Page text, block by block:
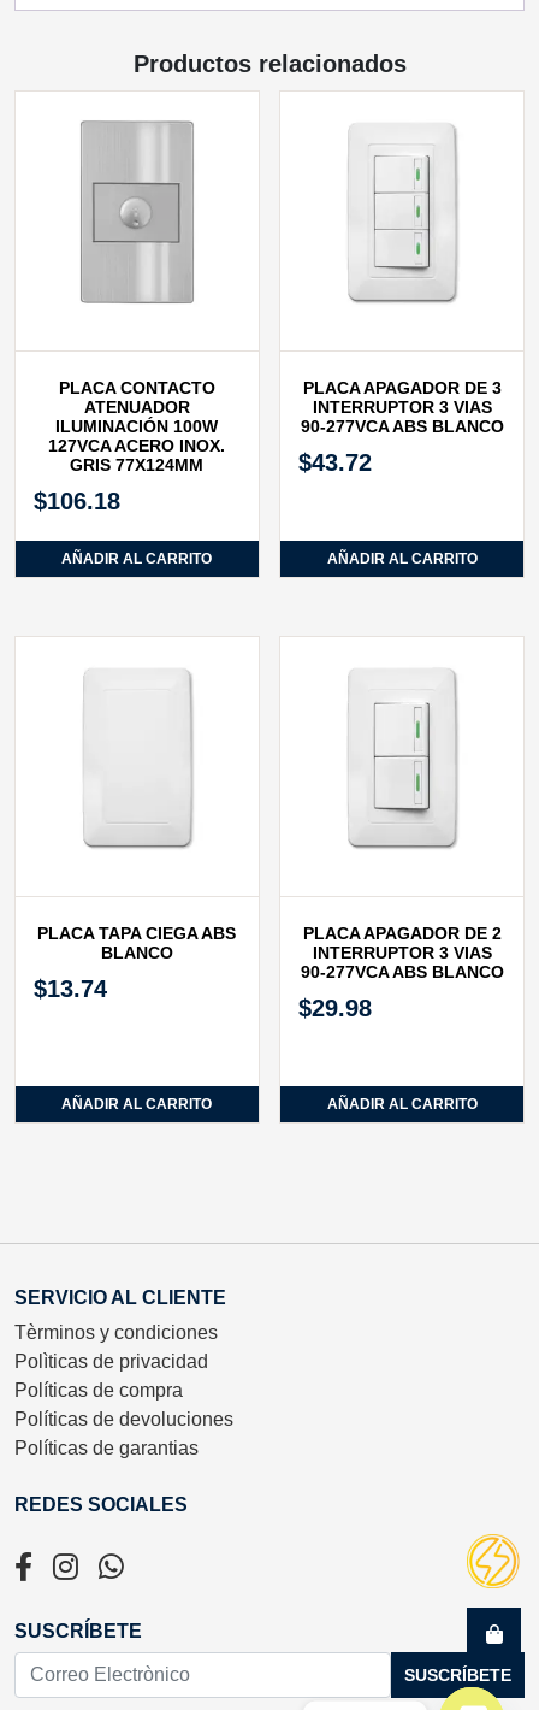
Productos relacionados
PLACA CONTACTO
ATENUADOR
ILUMINACIÓN 100W
127VCA ACERO INOX.
GRIS 77X124MM
$106.18
AÑADIR AL CARRITO
PLACA APAGADOR DE 3
INTERRUPTOR 3 VIAS
90-277VCA ABS BLANCO
$43.72
AÑADIR AL CARRITO
PLACA TAPA CIEGA ABS
BLANCO
$13.74
AÑADIR AL CARRITO
PLACA APAGADOR DE 2
INTERRUPTOR 3 VIAS
90-277VCA ABS BLANCO
$29.98
AÑADIR AL CARRITO
SERVICIO AL CLIENTE
Tèrminos y condiciones
Polìticas de privacidad
Políticas de compra
Políticas de devoluciones
Políticas de garantias
REDES SOCIALES
SUSCRÍBETE
SUSCRÍBETE